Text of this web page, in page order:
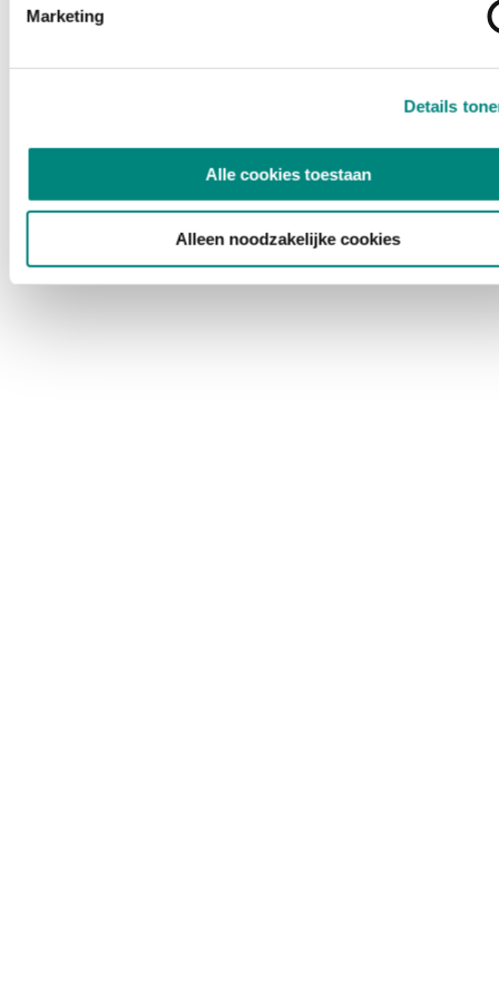
Marketing
Details
Alle cookies toestaan
Alleen noodzakelijke cookies